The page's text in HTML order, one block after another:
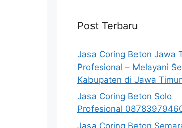
Post Terbaru
Jasa Coring Beton Jawa
Profesional – Melayani
Kabupaten di Jawa Timur
Jasa Coring Beton Solo
Profesional
Jasa Coring Beton